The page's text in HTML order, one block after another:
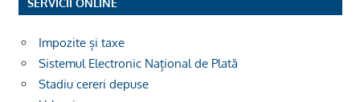
SERVICII ONLINE
Impozite și taxe
Sistemul Electronic Național de Plată
Stadiu cereri depuse